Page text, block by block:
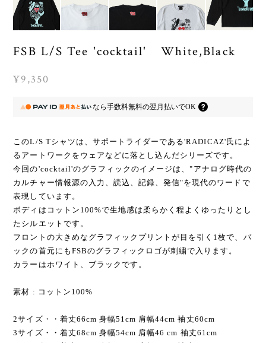
FSB L/S Tee 'cocktail' White,Black
¥9,350
なら手数料無料の翌月払いでOK
このL/S Tシャツは、サポートライダーである'RADICAZ'氏によ
るアートワークをウェアなどに落とし込んだシリーズです。
今回の'cocktail'のグラフィックのイメージは、"アナログ時代の
カルチャー情報源の入力、読込、記録、発信"を現代のワードで
表現しています。
ボディはコットン100%で生地感は柔らかく程よくゆったりとし
たシルエットです。
フロントの大きめなグラフィックプリントが目を引く1枚で、バ
ックの首元にもFSBのグラフィックロゴが刺繍で入ります。
カラーはホワイト、ブラックです。
素材 : コットン100%
2サイズ・・着丈66cm 身幅51cm 肩幅44cm 袖丈60cm
3サイズ・・着丈68cm 身幅54cm 肩幅46 cm 袖丈61cm